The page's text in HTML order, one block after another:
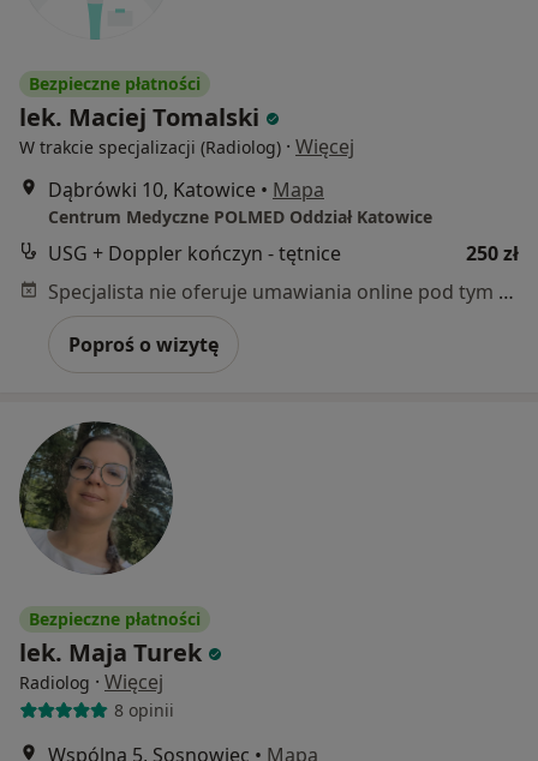
Bezpieczne płatności
lek. Maciej Tomalski
W trakcie specjalizacji (Radiolog) · Więcej
Dąbrówki 10, Katowice • Mapa
Centrum Medyczne POLMED Oddział Katowice
USG + Doppler kończyn - tętnice
250 zł
Specjalista nie oferuje umawiania online pod tym adresem.
Poproś o wizytę
Bezpieczne płatności
lek. Maja Turek
Radiolog · Więcej
8 opinii
Wspólna 5, Sosnowiec • Mapa